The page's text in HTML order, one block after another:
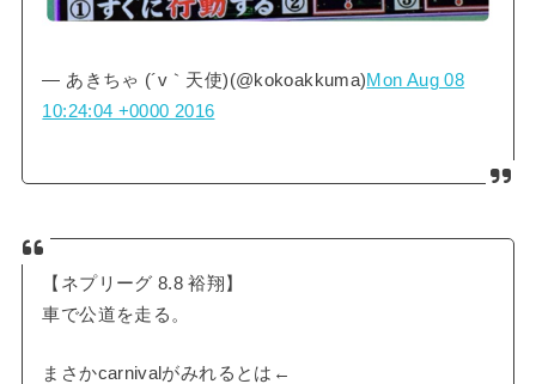
— あきちゃ (´v｀天使)(@kokoakkuma)Mon Aug 08
10:24:04 +0000 2016
【ネプリーグ 8.8 裕翔】
車で公道を走る。
まさかcarnivalがみれるとは←